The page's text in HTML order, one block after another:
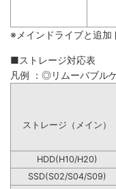
※メインドライブと追加
■ストレージ対応表
凡例 ：◎リムーバブル
ストレージ（メイン）
HDD(H10/H20)
SSD(S02/S04/S09)